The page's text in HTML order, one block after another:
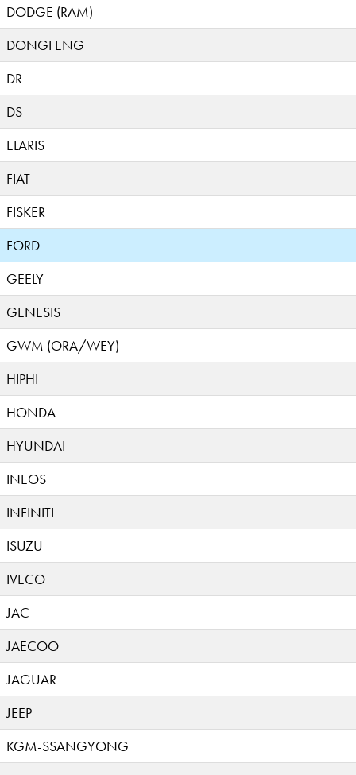
DODGE (RAM)
DONGFENG
DR
DS
ELARIS
FIAT
FISKER
FORD
GEELY
GENESIS
GWM (ORA/WEY)
HIPHI
HONDA
HYUNDAI
INEOS
INFINITI
ISUZU
IVECO
JAC
JAECOO
JAGUAR
JEEP
KGM-SSANGYONG